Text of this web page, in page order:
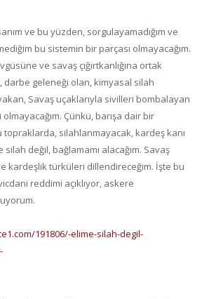
ve bu yüzden, sorgulayamadığım ve
bu sistemin bir parçası olmayacağım.
ve savaş çığırtkanlığına ortak
darbe geleneği olan, kimyasal silah
Savaş uçaklarıyla sivilleri bombalayan
Çünkü, barışa dair bir
silahlanmayacak, kardeş kanı
silah değil, bağlamamı alacağım. Savaş
kardeşlik türküleri dillendireceğim. İşte bu
reddimi açıklıyor, askere
191806/-elime-silah-degil-